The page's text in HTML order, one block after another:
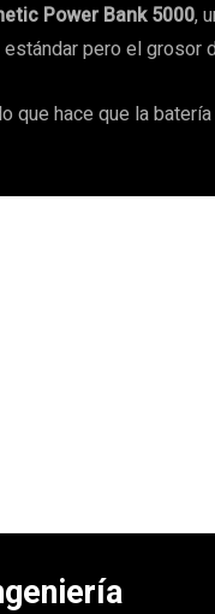
Power Bank 5000,
pero el grosor
que hace que la